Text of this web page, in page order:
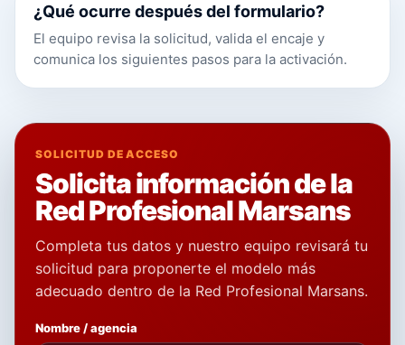
¿Qué ocurre después del formulario?
El equipo revisa la solicitud, valida el encaje y
comunica los siguientes pasos para la activación.
SOLICITUD DE ACCESO
Solicita información de la
Red Profesional Marsans
Completa tus datos y nuestro equipo revisará tu
solicitud para proponerte el modelo más
adecuado dentro de la Red Profesional Marsans.
Nombre / agencia